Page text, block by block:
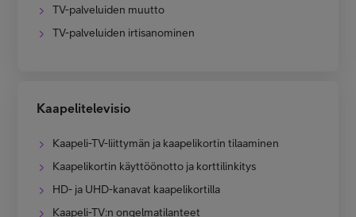
TV-palveluiden muutto
TV-palveluiden irtisanominen
Kaapelitelevisio
Kaapeli-TV-liittymän ja kaapelikortin tilaaminen
Kaapelikortin käyttöönotto ja korttilinkitys
HD- ja UHD-kanavat kaapelikortilla
Kaapeli-TV:n ongelmatilanteet